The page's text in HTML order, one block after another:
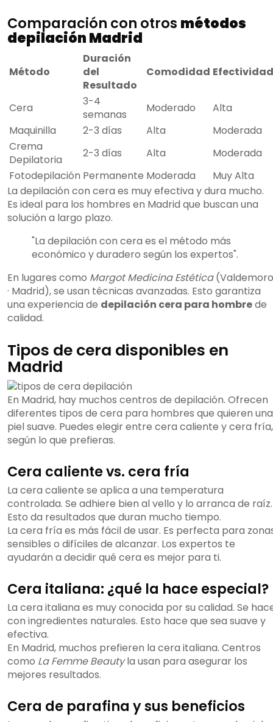
Comparación con otros métodos
depilación Madrid
Método
Duración
del
Resultado
Comodidad Efectividad
Cera
3-4
semanas
Moderado
Alta
Maquinilla
2-3 días Alta
Moderada
Crema
Depilatoria
2-3 días Alta
Moderada
Fotodepilación Permanente Moderada
Muy Alta
La depilación con cera es muy efectiva y dura mucho.
Es ideal para los hombres en Madrid que buscan una
solución a largo plazo.
"La depilación con cera es el método más
económico y duradero según los expertos".
En lugares como Margot Medicina Estética(Valdemoro
· Madrid), se usan técnicas avanzadas. Esto garantiza
una experiencia de depilación cera para hombrede
calidad.
Tipos de cera disponibles en
Madrid
En Madrid, hay muchos centros de depilación. Ofrecen
diferentes tipos de cera para hombres que quieren una
piel suave. Puedes elegir entre cera caliente y cera fría,
según lo que prefieras.
Cera caliente vs. cera fría
La cera caliente se aplica a una temperatura
controlada. Se adhiere bien al vello y lo arranca de raíz.
Esto da resultados que duran mucho tiempo.
La cera fría es más fácil de usar. Es perfecta para
sensibles o difíciles de alcanzar. Los expertos te
ayudarán a decidir qué cera es mejor para ti.
Cera italiana: ¿qué la hace especial?
La cera italiana es muy conocida por su calidad. Se
con ingredientes naturales. Esto hace que sea suave y
efectiva.
En Madrid, muchos prefieren la cera italiana. Centros
como La Femme Beautyla usan para asegurar los
mejores resultados.
Cera de parafina y sus beneficios